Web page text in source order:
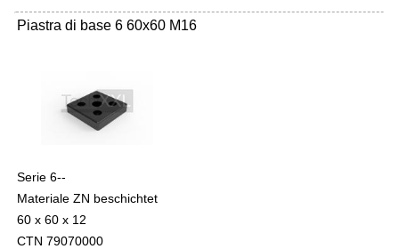
Piastra di base 6 60x60 M16
Serie 6--
Materiale ZN beschichtet
60 x 60 x 12
CTN 79070000